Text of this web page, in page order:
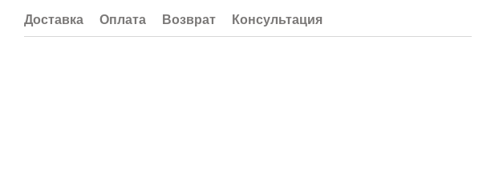
Доставка Оплата Возврат Консультация